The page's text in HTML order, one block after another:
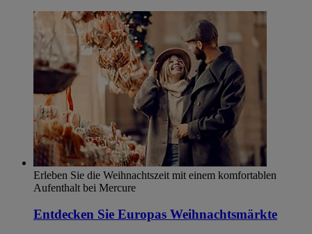
Erleben Sie die Weihnachtszeit mit einem komfortablen
Aufenthalt bei Mercure
Entdecken Sie Europas Weihnachtsmärkte